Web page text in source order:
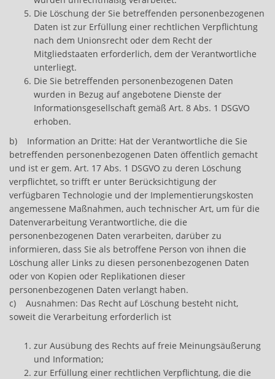
Die Löschung der Sie betreffenden personenbezogenen
Daten ist zur Erfüllung einer rechtlichen Verpflichtung
nach dem Unionsrecht oder dem Recht der
Mitgliedstaaten erforderlich, dem der Verantwortliche
unterliegt.
Die Sie betreffenden personenbezogenen Daten
wurden in Bezug auf angebotene Dienste der
Informationsgesellschaft gemäß Art. 8 Abs. 1 DSGVO
erhoben.
b) Information an Dritte: Hat der Verantwortliche die Sie
betreffenden personenbezogenen Daten öffentlich gemacht
und ist er gem. Art. 17 Abs. 1 DSGVO zu deren Löschung
verpflichtet, so trifft er unter Berücksichtigung der
verfügbaren Technologie und der Implementierungskosten
angemessene Maßnahmen, auch technischer Art, um für die
Datenverarbeitung Verantwortliche, die die
personenbezogenen Daten verarbeiten, darüber zu
informieren, dass Sie als betroffene Person von ihnen die
Löschung aller Links zu diesen personenbezogenen Daten
oder von Kopien oder Replikationen dieser
personenbezogenen Daten verlangt haben.
c) Ausnahmen: Das Recht auf Löschung besteht nicht,
soweit die Verarbeitung erforderlich ist
zur Ausübung des Rechts auf freie Meinungsäußerung
und Information;
zur Erfüllung einer rechtlichen Verpflichtung, die die